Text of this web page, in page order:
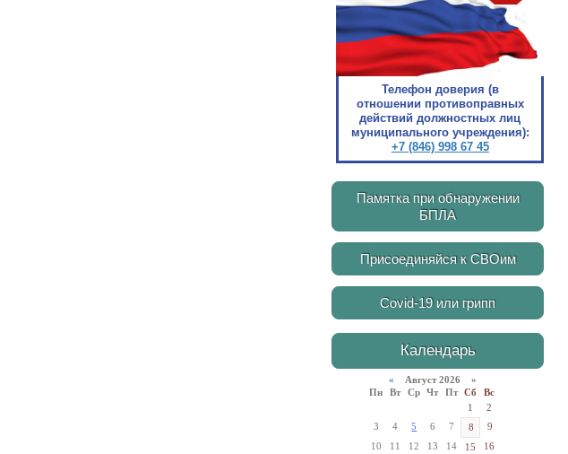
Телефон доверия (в
отношении противоправных
действий должностных лиц
муниципального учреждения):
+7 (846) 998 67 45
Памятка при обнаружении
БПЛА
Присоединяйся к СВОим
Covid-19 или грипп
Календарь
« Август 2026 »
Пн
Вт Ср Чт Пт Сб
Вс
1
2
3
4 5 6 7 8
9
10
11 12 13 14 15 16